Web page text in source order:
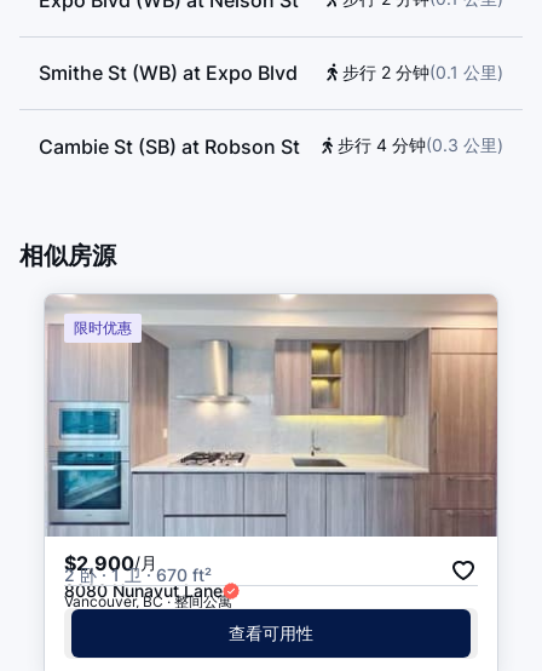
Smithe St (WB) at Expo Blvd 步行 2 分钟(0.1 公里)
Cambie St (SB) at Robson St 步行 4 分钟(0.3 公里)
Marinaside Cres
Cambie St (NB) at Robson St 步行 5 分钟(0.3 公里
相似房源
限时优惠
$2,900/月
2 卧 · 1 卫 · 670 ft²
8080 Nunavut Lane
Vancouver, BC · 整间公寓
查看可用性